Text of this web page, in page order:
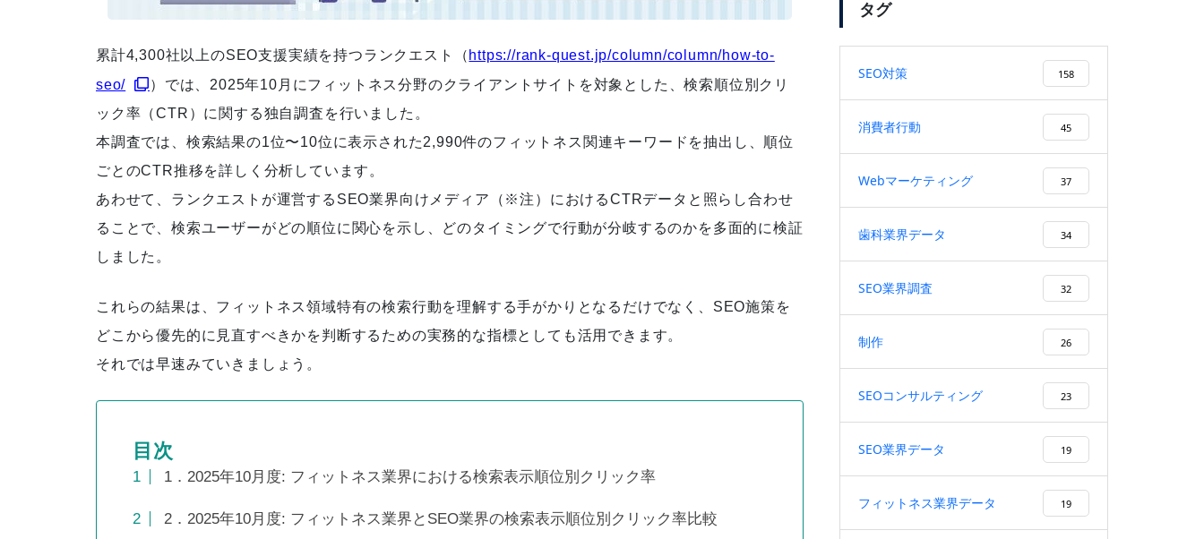
「実践SEOバイブル ランクエス
ト式」書籍出版
作戦変更が奏功！その裏にあっ
「SEO対策」のキーワードで弊
社がSEO順位1位になりまし
た！
徹底的なキーワード分析によ
組織のトップとして「Rank-Qu
検索ボリューム1万以上のキー
ワードで、検索順位１位を獲
お客さまと二人三脚で施策を行
い、セッション数が８倍に上昇
施策により、検索順位が20位以
ことで、圧倒的にわかりやすい
プロの取り組み【秦編】 プロの取り組み【佐々木編】
累計4,300社以上のSEO支援実績を持つランクエスト（ https://rank-quest.jp/column/column/how-to-
seo/
）では、2025年10月にフィットネス分野のクライアントサイトを対象とした、検索順位別クリ
ック率（CTR）に関する独自調査を行いました。
本調査では、検索結果の1位〜10位に表示された2,990件のフィットネス関連キーワードを抽出し、順位
ごとのCTR推移を詳しく分析しています。
あわせて、ランクエストが運営するSEO業界向けメディア（※注）におけるCTRデータと照らし合わせ
ることで、検索ユーザーがどの順位に関心を示し、どのタイミングで行動が分岐するのかを多面的に検証
しました。
これらの結果は、フィットネス領域特有の検索行動を理解する手がかりとなるだけでなく、SEO施策を
どこから優先的に見直すべきかを判断するための実務的な指標としても活用できます。
それでは早速みていきましょう。
目次
1．2025年10月度: フィットネス業界における検索表示順位別クリック率
2．2025年10月度: フィットネス業界とSEO業界の検索表示順位別クリック率比較
タグ
SEO対策 158
消費者行動 45
Webマーケティング 37
歯科業界データ 34
SEO業界調査 32
制作 26
SEOコンサルティング 23
SEO業界データ 19
フィットネス業界データ 19